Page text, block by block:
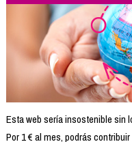
Esta web sería insostenible sin
Por 1 € al mes, podrás